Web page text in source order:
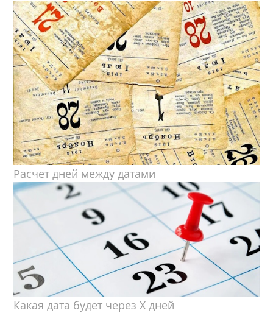
Расчет дней между датами
Какая дата будет через X дней